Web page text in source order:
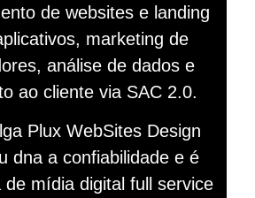
de websites e landing
marketing de
análise de dados e
ao cliente via SAC 2.0.
Plux WebSites Design
dna a confiabilidade e é
de mídia digital full service